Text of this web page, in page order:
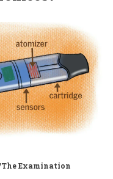
Examination